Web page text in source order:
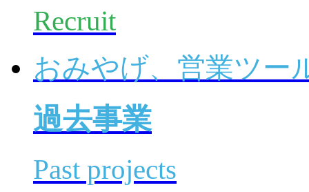
Recruit
おみやげ、営業ツー
過去事業
Past projects